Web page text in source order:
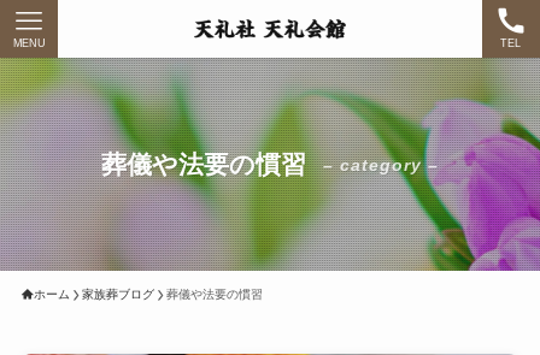
TEL
MENU
葬儀や法要の慣習 – category –
ホーム 家族葬ブログ 葬儀や法要の慣習